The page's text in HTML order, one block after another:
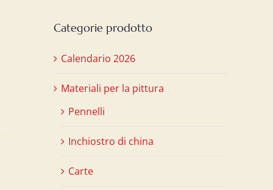
Categorie prodotto
Calendario 2026
Materiali per la pittura
Pennelli
Inchiostro di china
Carte